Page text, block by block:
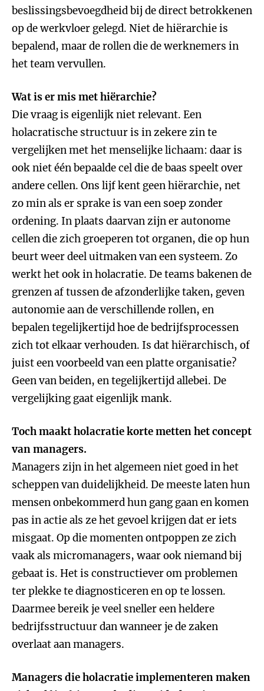
beslissingsbevoegdheid bij de direct betrokkenen
op de werkvloer gelegd. Niet de hiërarchie is
bepalend, maar de rollen die de werknemers in
het team vervullen.
Wat is er mis met hiërarchie?
Die vraag is eigenlijk niet relevant. Een
holacratische structuur is in zekere zin te
vergelijken met het menselijke lichaam: daar is
ook niet één bepaalde cel die de baas speelt over
andere cellen. Ons lijf kent geen hiërarchie, net
zo min als er sprake is van een soep zonder
ordening. In plaats daarvan zijn er autonome
cellen die zich groeperen tot organen, die op hun
beurt weer deel uitmaken van een systeem. Zo
werkt het ook in holacratie. De teams bakenen de
grenzen af tussen de afzonderlijke taken, geven
autonomie aan de verschillende rollen, en
bepalen tegelijkertijd hoe de bedrijfsprocessen
zich tot elkaar verhouden. Is dat hiërarchisch, of
juist een voorbeeld van een platte organisatie?
Geen van beiden, en tegelijkertijd allebei. De
vergelijking gaat eigenlijk mank.
Toch maakt holacratie korte metten het concept
van managers.
Managers zijn in het algemeen niet goed in het
scheppen van duidelijkheid. De meeste laten hun
mensen onbekommerd hun gang gaan en komen
pas in actie als ze het gevoel krijgen dat er iets
misgaat. Op die momenten ontpoppen ze zich
vaak als micromanagers, waar ook niemand bij
gebaat is. Het is constructiever om problemen
ter plekke te diagnosticeren en op te lossen.
Daarmee bereik je veel sneller een heldere
bedrijfsstructuur dan wanneer je de zaken
overlaat aan managers.
Managers die holacratie implementeren maken